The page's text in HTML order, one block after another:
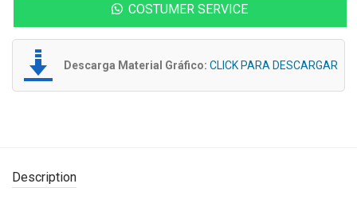
COSTUMER SERVICE
Descarga Material Gráfico: CLICK PARA DESCARGAR
Description